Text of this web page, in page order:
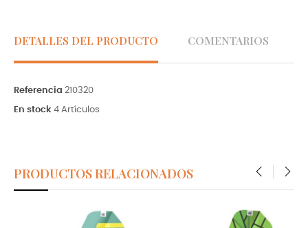
DETALLES DEL PRODUCTO COMENTARIOS
Referencia 210320
En stock 4 Artículos
PRODUCTOS RELACIONADOS